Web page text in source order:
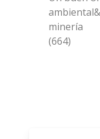
minería
(664)